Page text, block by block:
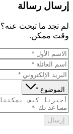
إرسال رسالة
لم تجد ما تبحث
وقت ممكن.
الموضوع *
إرسال